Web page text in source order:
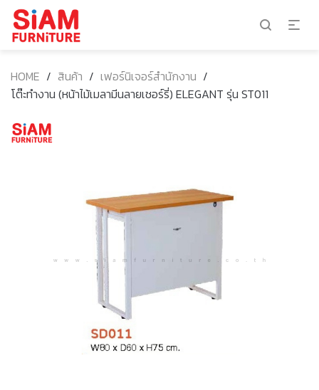
HOME / สินค้า / เฟอร์นิเจอร์สำนักงาน /
โต๊ะทำงาน (หน้าไม้เมลามีนลายเชอร์รี่) ELEGANT รุ่น ST011